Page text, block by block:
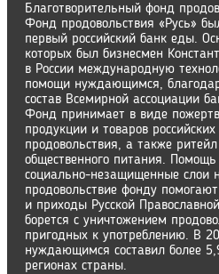
Благотворительный фонд
Фонд продовольствия «Русь»
первый российский банк еды.
которых был бизнесмен
в России международную
помощи нуждающимся,
состав Всемирной ассоциации
Фонд принимает в виде
продукции и товаров
продовольствия, а также
общественного питания.
социально-незащищенные слои
продовольствие фонду
и приходы Русской
борется с уничтожением
пригодных к употреблению. В
нуждающимся составил более
регионах страны.